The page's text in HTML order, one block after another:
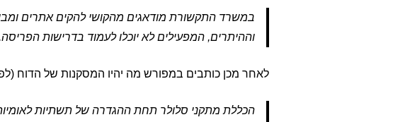
במשרד התקשורת מודאגים מהקושי להקים אתרים
וההיתרים, המפעילים לא יוכלו לעמוד בדרישות
לאחר מכן כותבים במפורש מה יהיו המסקנות של הדוח
הכללת מתקני סלולר תחת ההגדרה של תשתיות